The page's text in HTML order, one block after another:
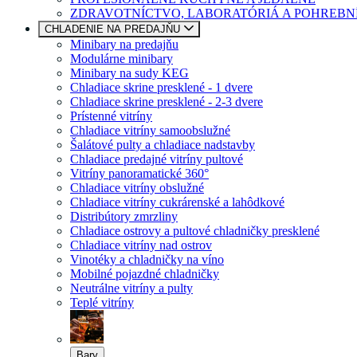
ZDRAVOTNÍCTVO, LABORATÓRIÁ A
CHLADENIE NA PREDAJŇU
Minibary na predajňu
Modulárne minibary
Minibary na sudy KEG
Chladiace skrine presklené - 1 dvere
Chladiace skrine presklené - 2-3 dvere
Prístenné vitríny
Chladiace vitríny samoobslužné
Šalátové pulty a chladiace nadstavby
Chladiace predajné vitríny pultové
Vitríny panoramatické 360°
Chladiace vitríny obslužné
Chladiace vitríny cukrárenské a lahôdkové
Distribútory zmrzliny
Chladiace ostrovy a pultové chladničky presklené
Chladiace vitríny nad ostrov
Vinotéky a chladničky na víno
Mobilné pojazdné chladničky
Neutrálne vitríny a pulty
Teplé vitríny